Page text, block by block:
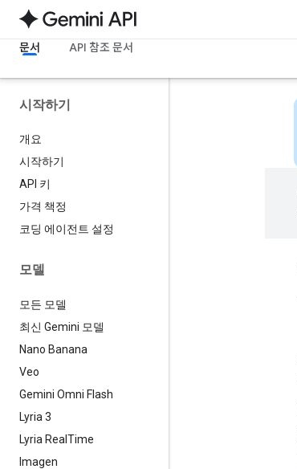
문서 API 참조 문서
시작하기
개요
시작하기
API 키
가격 책정
코딩 에이전트 설정
모델
모든 모델
최신 Gemini 모델
Nano Banana
Veo
Gemini Omni Flash
Lyria 3
Lyria Real Time
Imagen